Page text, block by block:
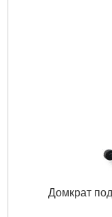
Домкрат